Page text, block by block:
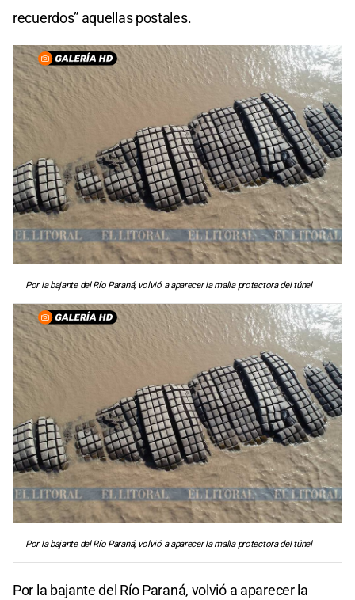
recuerdos” aquellas postales.
Por la bajante del Río Paraná, volvió a aparecer la malla protectora del túnel
Por la bajante del Río Paraná, volvió a aparecer la malla protectora del túnel
Por la bajante del Río Paraná, volvió a aparecer la